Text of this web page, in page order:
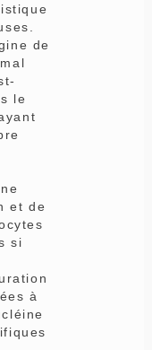
de
le
et de
si
à